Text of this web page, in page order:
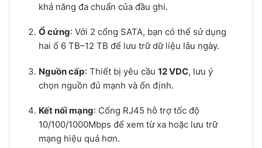
khả năng đa chuẩn của đầu ghi.
Ổ cứng: Với 2 cổng SATA, bạn có thể sử dụng
hai ổ 6 TB–12 TB để lưu trữ dữ liệu lâu ngày.
Nguồn cấp: Thiết bị yêu cầu 12 VDC, lưu ý
chọn nguồn đủ mạnh và ổn định.
Kết nối mạng: Cổng RJ45 hỗ trợ tốc độ
10/100/1000Mbps để xem từ xa hoặc lưu trữ
mạng hiệu quả hơn.